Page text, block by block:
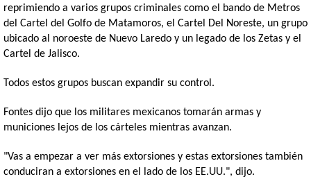
reprimiendo a varios grupos criminales como el bando de Metros
del Cartel del Golfo de Matamoros, el Cartel Del Noreste, un grupo
ubicado al noroeste de Nuevo Laredo y un legado de los Zetas y el
Cartel de Jalisco.
Todos estos grupos buscan expandir su control.
Fontes dijo que los militares mexicanos tomarán armas y
municiones lejos de los cárteles mientras avanzan.
"Vas a empezar a ver más extorsiones y estas extorsiones también
conduciran a extorsiones en el lado de los EE.UU.", dijo.